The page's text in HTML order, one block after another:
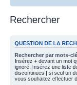
Rechercher
QUESTION DE LA
Rechercher par mots-
Insérez + devant un mot
ignoré. Insérez une liste
discontinues | si seul un
vous souhaitez effectuer